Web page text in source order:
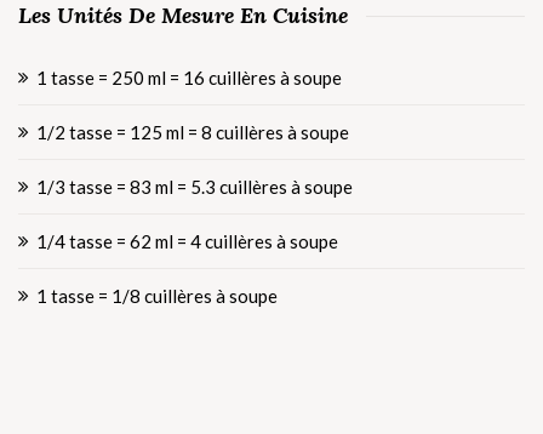
Les Unités De Mesure En Cuisine
1 tasse = 250 ml = 16 cuillères à soupe
1/2 tasse = 125 ml = 8 cuillères à soupe
1/3 tasse = 83 ml = 5.3 cuillères à soupe
1/4 tasse = 62 ml = 4 cuillères à soupe
1 tasse = 1/8 cuillères à soupe